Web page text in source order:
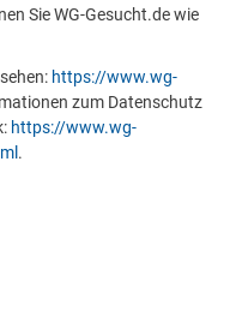
Sie WG-Gesucht.de wie
https://www.wg-
zum Datenschutz
https://www.wg-
.